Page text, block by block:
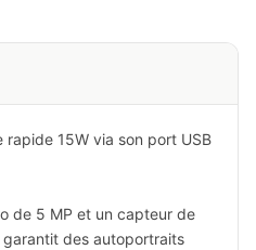
15W via son port USB
de 5 MP et un capteur de
des autoportraits